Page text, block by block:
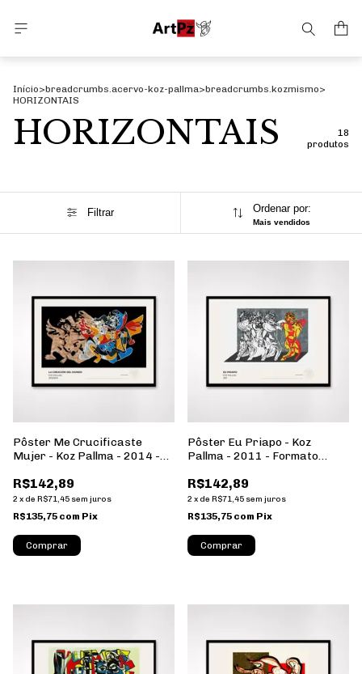
Início>breadcrumbs.acervo-koz-pallma>breadcrumbs.kozmismo>
HORIZONTAIS
HORIZONTAIS
18
produtos
Filtrar Ordenar por:
Mais vendidos
Pôster Me Crucificaste
Mujer - Koz Pallma - 2014 -
Moldura
R$142,89
2 x de R$71,45 sem juros
R$135,75 com Pix
Comprar
Pôster Eu Priapo - Koz
Pallma - 2011 - Formato
R$142,89
2 x de R$71,45 sem juros
R$135,75 com Pix
Comprar